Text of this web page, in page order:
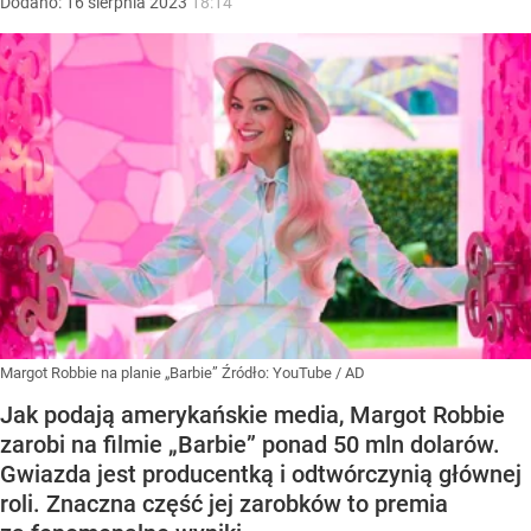
Margot Robbie na planie „Barbie” Źródło: YouTube / AD
Jak podają amerykańskie media, Margot Robbie
zarobi na filmie „Barbie” ponad 50 mln dolarów.
Gwiazda jest producentką i odtwórczynią głównej
roli. Znaczna część jej zarobków to premia